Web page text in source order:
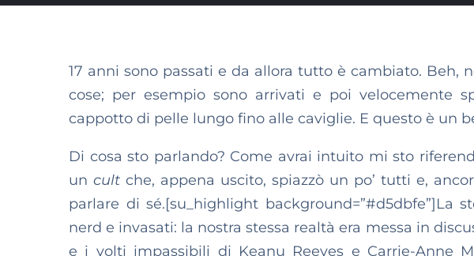
17 anni sono passati e da allora tutto è cambiato.
cose; per esempio sono arrivati e poi velocemente
cappotto di pelle lungo fino alle caviglie. E questo è un
Di cosa sto parlando? Come avrai intuito mi sto
un cult che, appena uscito, spiazzò un po’ tutti e,
parlare di sé.[su_highlight background=”#d5dbfe”]La
nerd e invasati: la nostra stessa realtà era messa in
e i volti impassibili di Keanu Reeves e Carrie-Anne